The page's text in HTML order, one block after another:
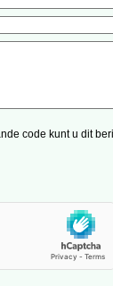
code kunt u dit